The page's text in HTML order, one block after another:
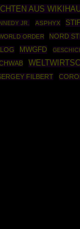
AUS
JR. ASPHYX
ORDER NORD
MWGFD
FILBERT